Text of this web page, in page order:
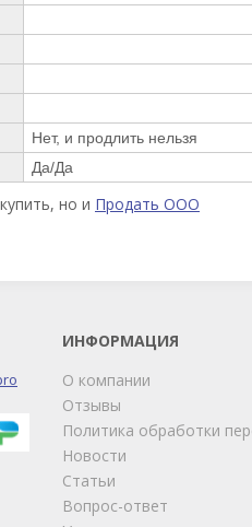
Нет, и продлить нельзя
Да/Да
но и Продать ООО
ИНФОРМАЦИЯ
О компании
Отзывы
Политика обработки
Новости
Статьи
Вопрос-ответ